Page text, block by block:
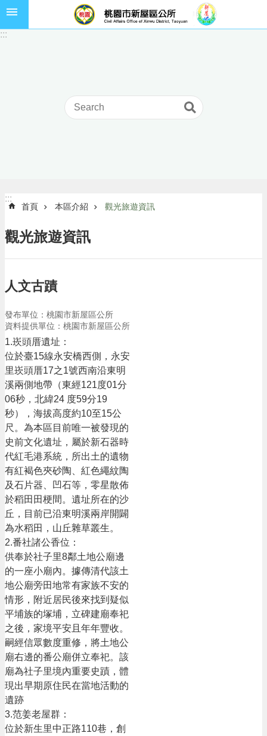
跳到主要內容區塊
介
紹
訊
息
生
便
民
資
訊
機
關
通
訊
錄
相
關
資
料
回
首
頁
網
站
導
覽
市
政
信
箱
常
見
問
答
:::
:::
:::
首頁 本區介紹 觀光旅遊資訊
觀光旅遊資訊
人文古蹟
發布單位：桃園市新屋區公所
資料提供單位：桃園市新屋區公所
1.崁頭厝遺址：
位於臺15線永安橋西側，永安
里崁頭厝17之1號西南沿東明
溪兩側地帶（東經121度01分
06秒，北緯24 度59分19
秒），海拔高度約10至15公
尺。為本區目前唯一被發現的
史前文化遺址，屬於新石器時
代紅毛港系統，所出土的遺物
有紅褐色夾砂陶、紅色繩紋陶
及石片器、凹石等，零星散佈
於稻田田梗間。遺址所在的沙
丘，目前已沿東明溪兩岸開闢
為水稻田，山丘雜草叢生。
2.番社諸公香位：
供奉於社子里8鄰土地公廟邊
的一座小廟內。據傳清代該土
地公廟旁田地常有家族不安的
情形，附近居民後來找到疑似
平埔族的塚埔，立碑建廟奉祀
之後，家境平安且年年豐收。
嗣經信眾數度重修，將土地公
廟右邊的番公廟併立奉祀。該
廟為社子里境內重要史蹟，體
現出早期原住民在當地活動的
遺跡
3.范姜老屋群：
位於新生里中正路110巷，創